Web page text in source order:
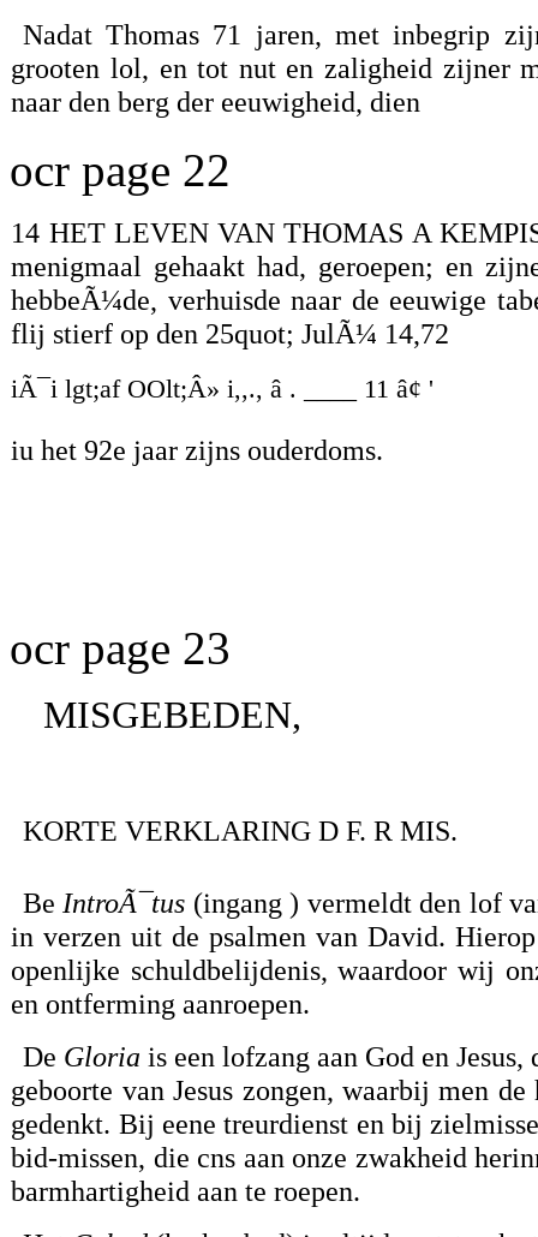
Nadat Thomas 71 jaren, met inbegrip
grooten lol, en tot nut en zaligheid zijner
naar den berg der eeuwigheid, dien
ocr page 22
14 HET LEVEN VAN THOMAS A
menigmaal gehaakt had, geroepen; en
hebbeÃ¼de, verhuisde naar de eeuwige
flij stierf op den 25quot; JulÃ¼ 14,72
iÃ¯i lgt;af OOlt;Â» i,,., â . ____ 11 â¢ '
iu het 92e jaar zijns ouderdoms.
ocr page 23
MISGEBEDEN,
KORTE VERKLARING D F. R MIS.
Be IntroÃ¯tus (ingang ) vermeldt den lof
in verzen uit de psalmen van David.
openlijke schuldbelijdenis, waardoor wij
en ontferming aanroepen.
De Gloria is een lofzang aan God en
geboorte van Jesus zongen, waarbij men
gedenkt. Bij eene treurdienst en bij
bid-missen, die cns aan onze zwakheid
barmhartigheid aan te roepen.